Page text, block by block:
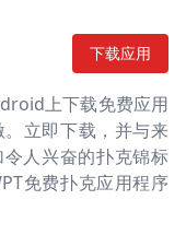
下载应用
上下载免费应用
立即下载，并与来
人兴奋的扑克锦标
免费扑克应用程序